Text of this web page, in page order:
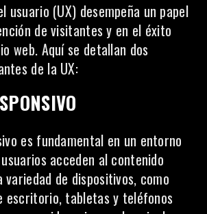
usuario (UX) desempeña un papel
de visitantes y en el éxito
web. Aquí se detallan dos
de la UX:
es fundamental en un entorno
acceden al contenido
variedad de dispositivos, como
escritorio, tabletas y teléfonos